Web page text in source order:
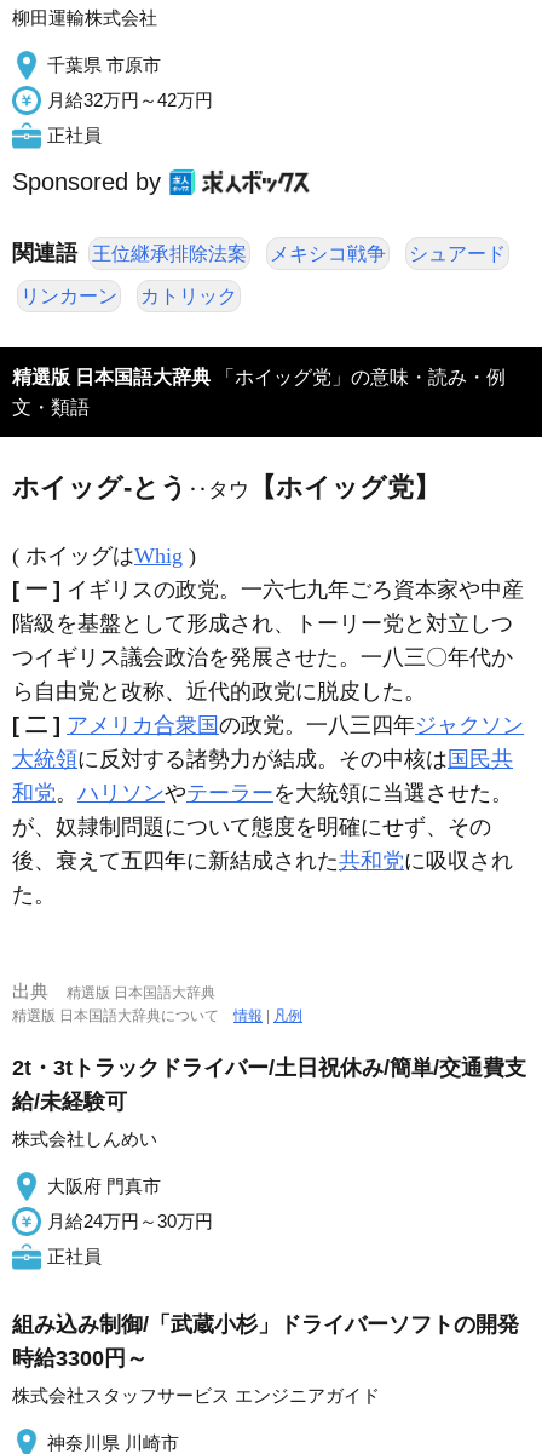
柳田運輸株式会社
千葉県 市原市
月給32万円～42万円
正社員
Sponsored by
関連語 王位継承排除法案 メキシコ戦争 シュアード
リンカーン カトリック
精選版 日本国語大辞典 「ホイッグ党」の意味・読み・例
文・類語
ホイッグ‐とう ‥タウ 【ホイッグ党】
( ホイッグはWhig )
[ 一 ] イギリスの政党。一六七九年ごろ資本家や中産
階級を基盤として形成され、トーリー党と対立しつ
つイギリス議会政治を発展させた。一八三〇年代か
ら自由党と改称、近代的政党に脱皮した。
[ 二 ] アメリカ合衆国の政党。一八三四年ジャクソン
大統領に反対する諸勢力が結成。その中核は国民共
和党。 ハリソンやテーラーを大統領に当選させた。
が、奴隷制問題について態度を明確にせず、その
後、衰えて五四年に新結成された共和党に吸収され
た。
出典
精選版 日本国語大辞典
精選版 日本国語大辞典について情報 | 凡例
2t・3tトラックドライバー/土日祝休み/簡単/交通費支
給/未経験可
株式会社しんめい
大阪府 門真市
月給24万円～30万円
正社員
組み込み制御/「武蔵小杉」ドライバーソフトの開発
時給3300円～
株式会社スタッフサービス エンジニアガイド
神奈川県 川崎市